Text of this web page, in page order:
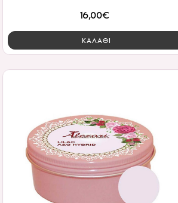
16,00€
ΚΑΛΑΘΙ